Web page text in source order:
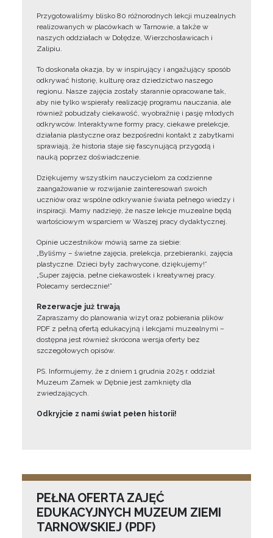
Przygotowaliśmy blisko 80 różnorodnych lekcji muzealnych
realizowanych w placówkach w Tarnowie, a także w
naszych oddziałach w Dołędze, Wierzchosławicach i
Zalipiu.
To doskonała okazja, by w inspirujący i angażujący sposób
odkrywać historię, kulturę oraz dziedzictwo naszego
regionu. Nasze zajęcia zostały starannie opracowane tak,
aby nie tylko wspierały realizację programu nauczania, ale
również pobudzały ciekawość, wyobraźnię i pasję młodych
odkrywców. Interaktywne formy pracy, ciekawe prelekcje,
działania plastyczne oraz bezpośredni kontakt z zabytkami
sprawiają, że historia staje się fascynującą przygodą i
nauką poprzez doświadczenie.
Dziękujemy wszystkim nauczycielom za codzienne
zaangażowanie w rozwijanie zainteresowań swoich
uczniów oraz wspólne odkrywanie świata pełnego wiedzy i
inspiracji. Mamy nadzieję, że nasze lekcje muzealne będą
wartościowym wsparciem w Waszej pracy dydaktycznej.
Opinie uczestników mówią same za siebie:
„Byliśmy – świetne zajęcia, prelekcja, przebieranki, zajęcia
plastyczne. Dzieci były zachwycone, dziękujemy!”
„Super zajęcia, pełne ciekawostek i kreatywnej pracy.
Polecamy serdecznie!”
Rezerwacje już trwają
Zapraszamy do planowania wizyt oraz pobierania plików
PDF z pełną ofertą edukacyjną i lekcjami muzealnymi –
dostępna jest również skrócona wersja oferty bez
szczegółowych opisów.
PS. Informujemy, że z dniem 1 grudnia 2025 r. oddział
Muzeum Zamek w Dębnie jest zamknięty dla
zwiedzających.
Odkryjcie z nami świat pełen historii!
PEŁNA OFERTA ZAJĘĆ
EDUKACYJNYCH MUZEUM ZIEMI
TARNOWSKIEJ (PDF)